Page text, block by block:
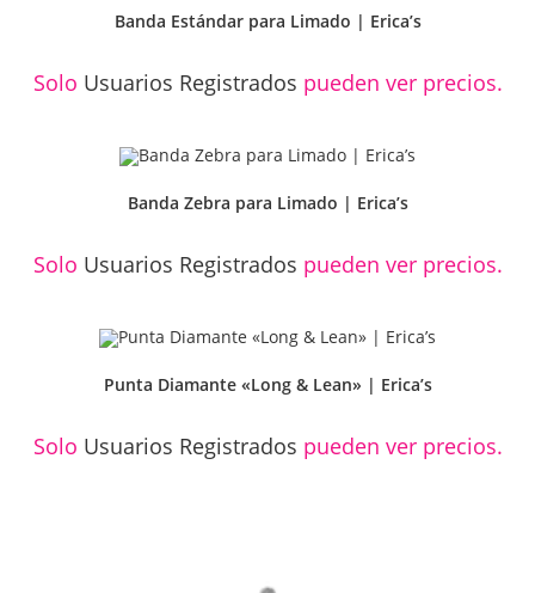
Banda Estándar para Limado | Erica’s
Solo Usuarios Registrados pueden ver precios.
Banda Zebra para Limado | Erica’s
Solo Usuarios Registrados pueden ver precios.
Punta Diamante «Long & Lean» | Erica’s
Solo Usuarios Registrados pueden ver precios.